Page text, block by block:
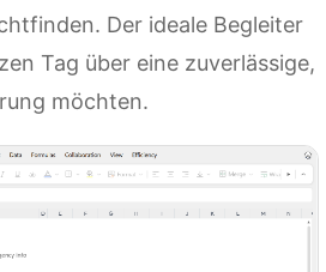
Der ideale Begleiter
Tag über eine zuverlässige,
möchten.